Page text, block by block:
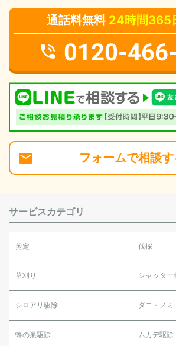
通話料無料 24時間365
0120-
フォームで相談す
サービスカテゴリ
剪定 伐採
草刈り シャッター
シロアリ駆除 ダニ・ノミ
蜂の巣駆除 ムカデ駆除